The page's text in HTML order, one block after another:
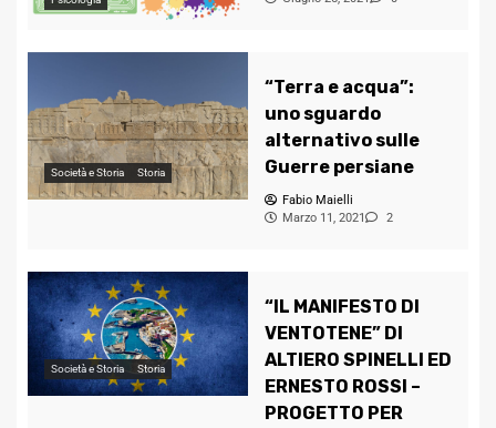
Società e Storia Storia
“Terra e acqua”:
uno sguardo
alternativo sulle
Guerre persiane
Fabio Maielli
Marzo 11, 2021
2
Società e Storia Storia
“IL MANIFESTO DI
VENTOTENE” DI
ALTIERO SPINELLI ED
ERNESTO ROSSI –
PROGETTO PER